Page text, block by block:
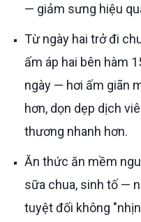
— giảm sưng hiệu
Từ ngày hai trở đi chuyển sang chườm ấm: khăn
ấm áp hai bên hàm
ngày — hơi ấm giãn
hơn, dọn dẹp dịch
thương nhanh hơn.
Ăn thức ăn mềm nguội đến ấm vừa: cháo, súp,
sữa chua, sinh tố —
tuyệt đối không